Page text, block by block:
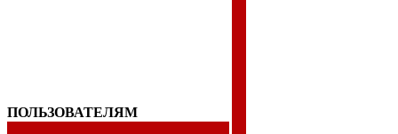
ПОЛЬЗОВАТЕЛЯМ